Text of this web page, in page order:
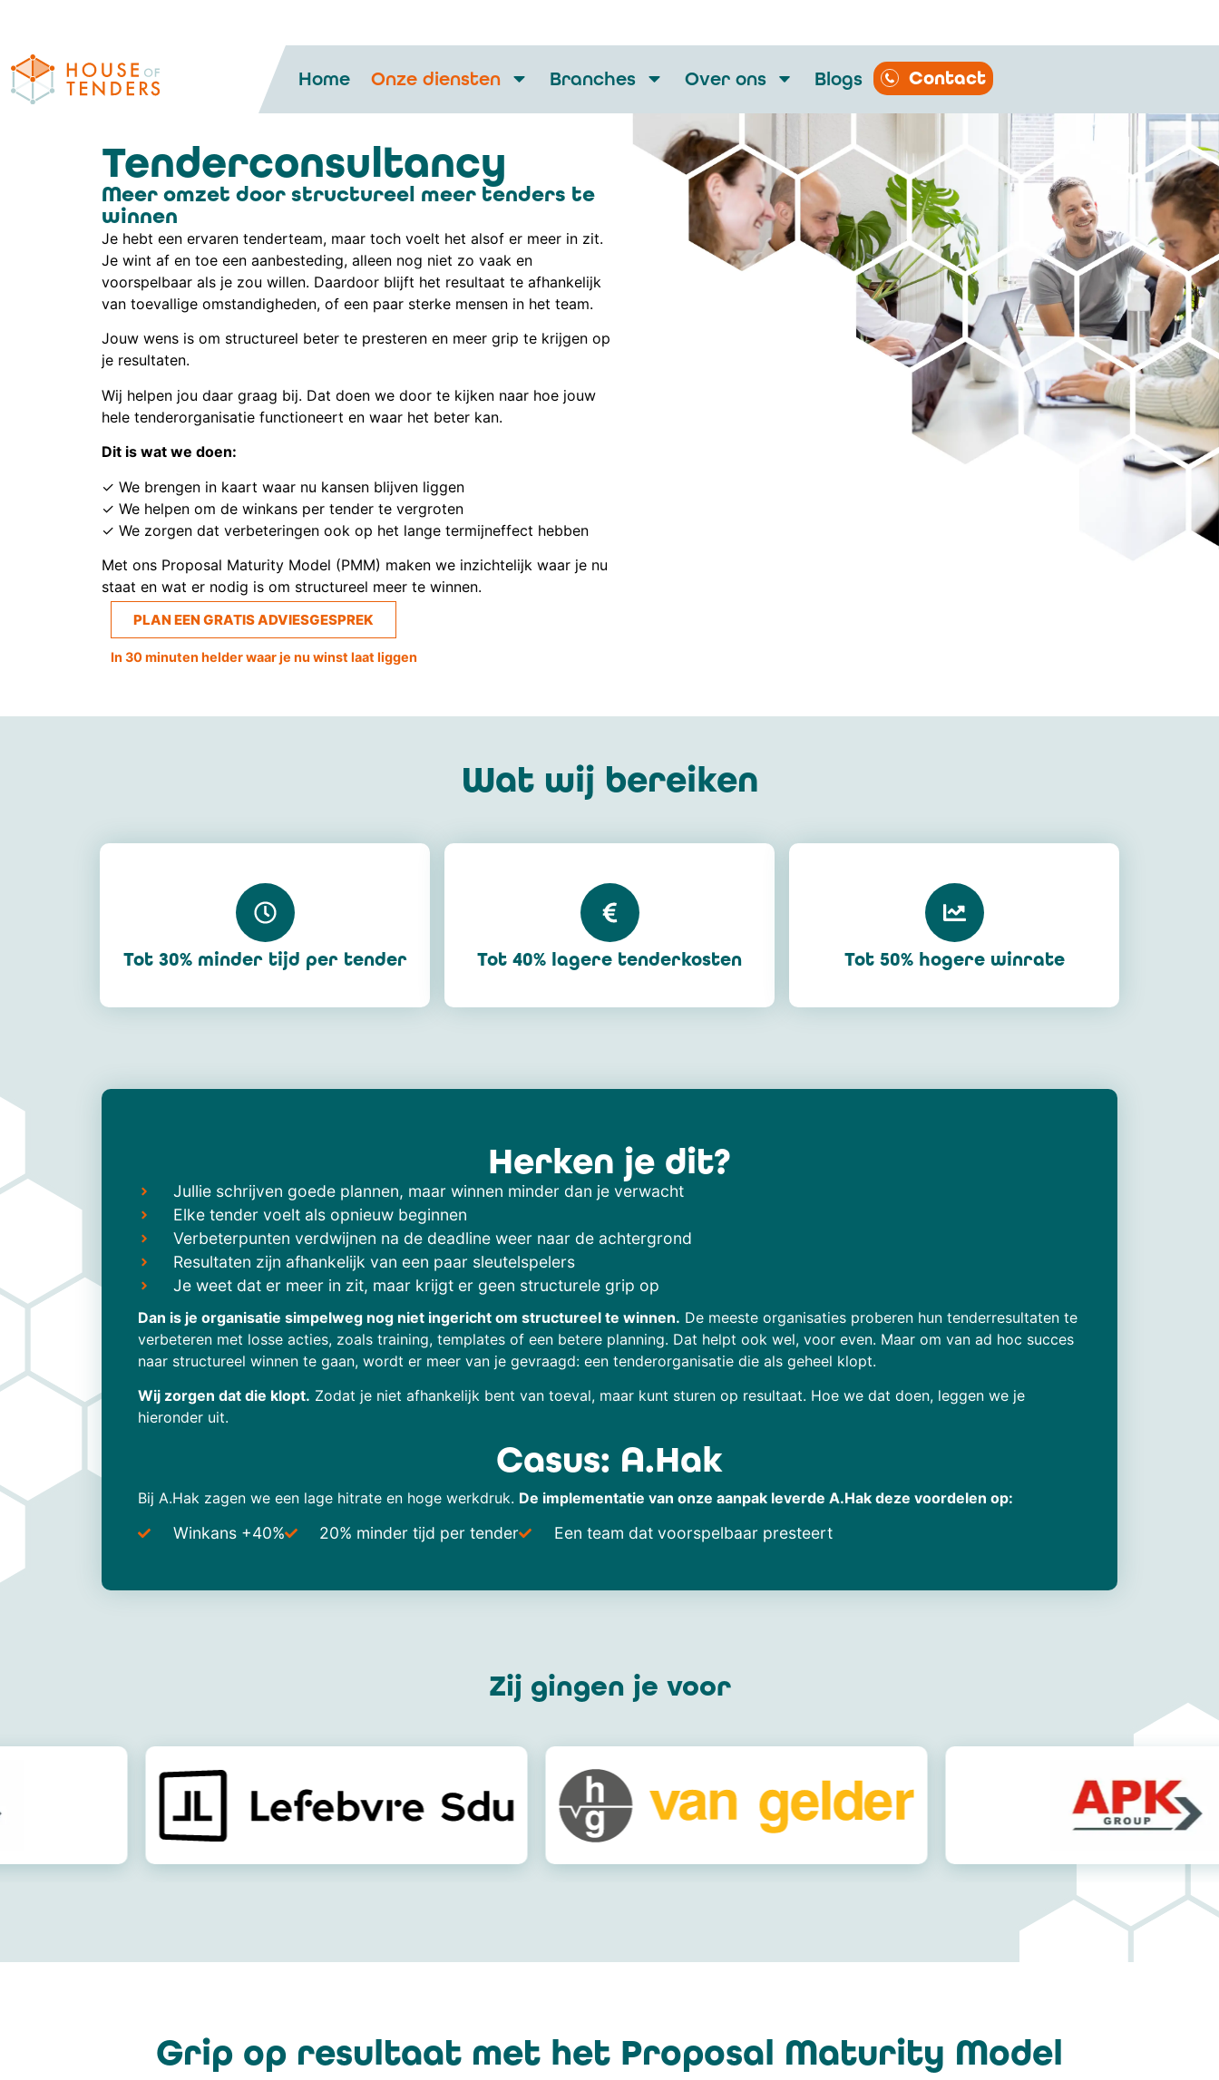
Home Onze diensten Branches Over ons Blogs Contact
Tenderconsultancy
Meer omzet door structureel meer tenders te
winnen
Je hebt een ervaren tenderteam, maar toch voelt het alsof er meer in zit.
Je wint af en toe een aanbesteding, alleen nog niet zo vaak en
voorspelbaar als je zou willen. Daardoor blijft het resultaat te afhankelijk
van toevallige omstandigheden, of een paar sterke mensen in het team.
Jouw wens is om structureel beter te presteren en meer grip te krijgen op
je resultaten.
Wij helpen jou daar graag bij. Dat doen we door te kijken naar hoe jouw
hele tenderorganisatie functioneert en waar het beter kan.
Dit is wat we doen:
✓ We brengen in kaart waar nu kansen blijven liggen
✓ We helpen om de winkans per tender te vergroten
✓ We zorgen dat verbeteringen ook op het lange termijneffect hebben
Met ons Proposal Maturity Model (PMM) maken we inzichtelijk waar je nu
staat en wat er nodig is om structureel meer te winnen.
PLAN EEN GRATIS ADVIESGESPREK
In 30 minuten helder waar je nu winst laat liggen
Wat wij bereiken
Tot 30% minder tijd per tender Tot 40% lagere tenderkosten Tot 50% hogere winrate
Herken je dit?
Jullie schrijven goede plannen, maar winnen minder dan je verwacht
Elke tender voelt als opnieuw beginnen
Verbeterpunten verdwijnen na de deadline weer naar de achtergrond
Resultaten zijn afhankelijk van een paar sleutelspelers
Je weet dat er meer in zit, maar krijgt er geen structurele grip op
Dan is je organisatie simpelweg nog niet ingericht om structureel te winnen. De meeste organisaties proberen hun tenderresultaten te
verbeteren met losse acties, zoals training, templates of een betere planning. Dat helpt ook wel, voor even. Maar om van ad hoc succes
naar structureel winnen te gaan, wordt er meer van je gevraagd: een tenderorganisatie die als geheel klopt.
Wij zorgen dat die klopt. Zodat je niet afhankelijk bent van toeval, maar kunt sturen op resultaat. Hoe we dat doen, leggen we je
hieronder uit.
Casus: A.Hak
Bij A.Hak zagen we een lage hitrate en hoge werkdruk. De implementatie van onze aanpak leverde A.Hak deze voordelen op:
Winkans +40% 20% minder tijd per tender Een team dat voorspelbaar presteert
Zij gingen je voor
Grip op resultaat met het Proposal Maturity Model